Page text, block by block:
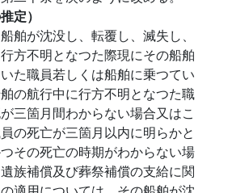
定）
船舶が沈没し、転覆し、滅失し、
方不明となつた際現にその船舶
た職員若しくは船舶に乗つてい
の航行中に行方不明となつた職
三箇月間わからない場合又はこ
の死亡が三箇月以内に明らかと
その死亡の時期がわからない場
族補償及び葬祭補償の支給に関